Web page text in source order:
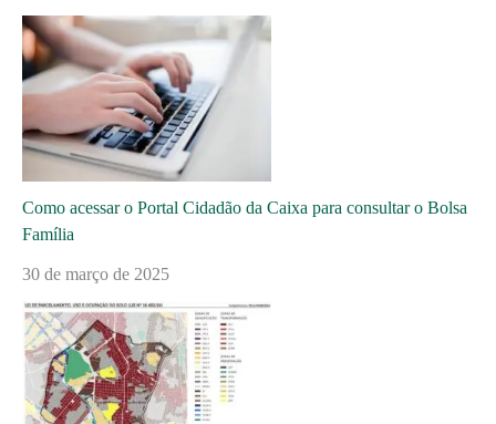
Como acessar o Portal Cidadão da Caixa para consultar o Bolsa
Família
30 de março de 2025